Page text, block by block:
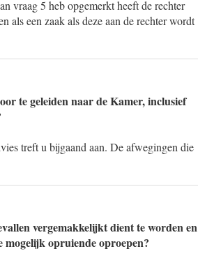
vraag 5 heb opgemerkt heeft de rechter
als een zaak als deze aan de rechter wordt
te geleiden naar de Kamer, inclusief
treft u bijgaand aan. De afwegingen die
vergemakkelijkt dient te worden en
mogelijk opruiende oproepen?